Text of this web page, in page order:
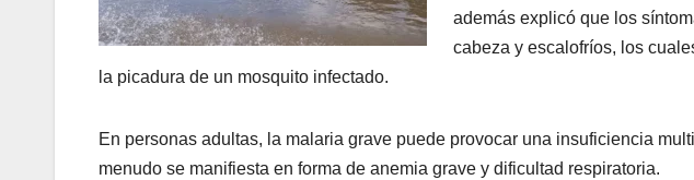
además explicó que los
cabeza y escalofríos, los
la picadura de un mosquito infectado.
En personas adultas, la malaria grave puede provocar una insuficiencia
menudo se manifiesta en forma de anemia grave y dificultad respiratoria.